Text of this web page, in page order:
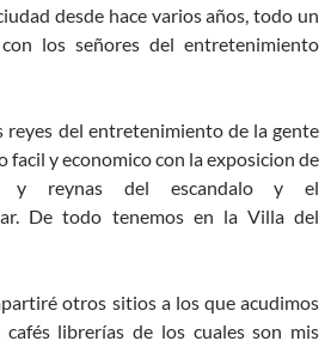
desde hace varios años, todo un
los señores del entretenimiento
reyes del entretenimiento de la gente
facil y economico con la exposicion de
y reynas del escandalo y el
De todo tenemos en la Villa del
otros sitios a los que acudimos
librerías de los cuales son mis